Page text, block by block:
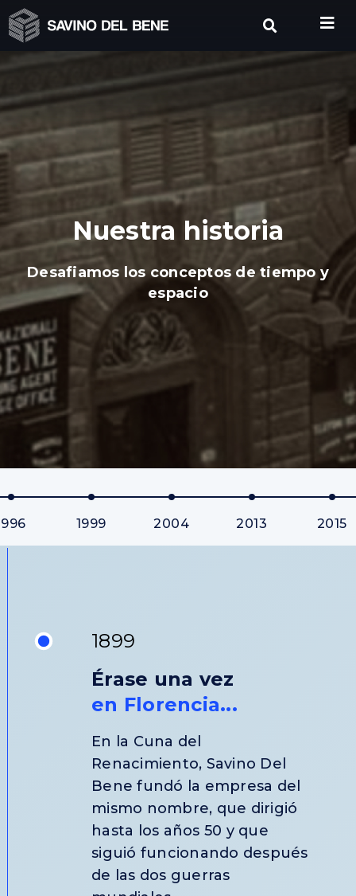
contenido
Nuestra historia
Desafiamos los conceptos de tiempo y
espacio
1999 2004 2013 2015
1899
Érase una vez
en Florencia...
En la Cuna del
Renacimiento, Savino Del
Bene fundó la empresa del
mismo nombre, que dirigió
hasta los años 50 y que
siguió funcionando después
de las dos guerras